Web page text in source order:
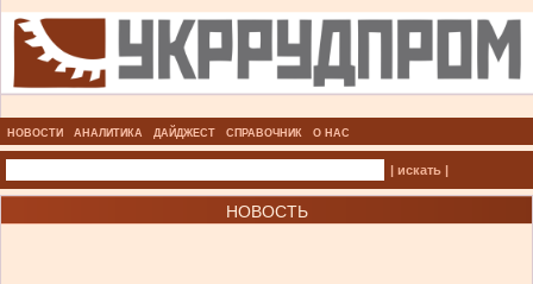
НОВОСТИ АНАЛИТИКА ДАЙДЖЕСТ СПРАВОЧНИК О НАС
| искать |
НОВОСТЬ